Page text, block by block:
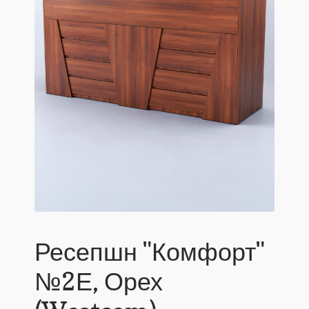
Ресепшн "Комфорт"
№2Е, Орех